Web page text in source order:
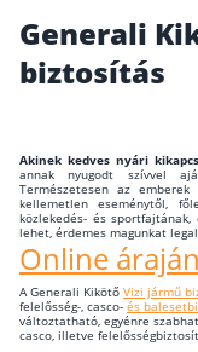
Kapcsolat
Bejelentkezés
Gépjárműs
Generali
biztosítás
Akinek kedves nyári
annak nyugodt szívvel
Természetesen az
kellemetlen eseménytől,
közlekedés- és
lehet, érdemes magunkat
Online
A Generali Kikötő Vizi jármű
felelősség-, casco- és
változtatható, egyénre
casco, illetve